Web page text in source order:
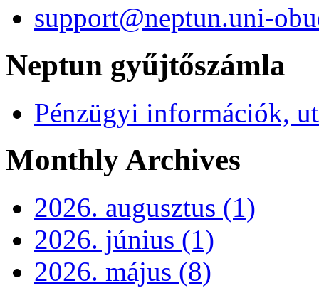
support@neptun.uni-
Neptun gyűjtőszámla
Pénzügyi információk,
Monthly Archives
2026. augusztus (1)
2026. június (1)
2026. május (8)